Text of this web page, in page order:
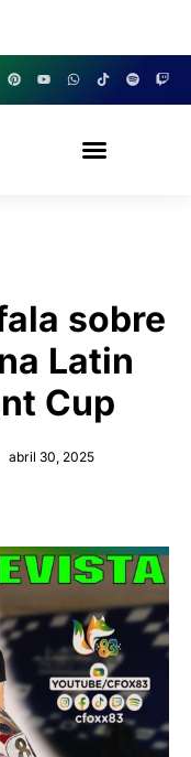
sobre
Latin
Cup
abril 30, 2025